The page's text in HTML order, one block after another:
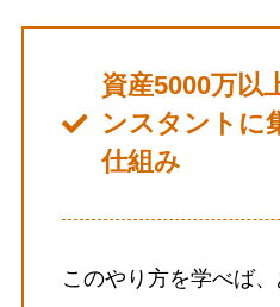
資産5000万以
ンスタントに
仕組み
このやり方を学べば